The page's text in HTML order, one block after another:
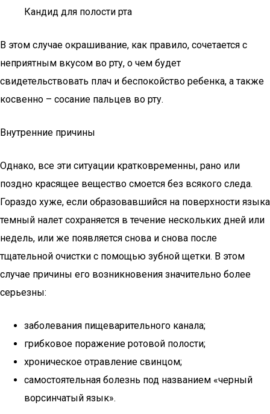
Кандид для полости рта
В этом случае окрашивание, как правило, сочетается с
неприятным вкусом во рту, о чем будет
свидетельствовать плач и беспокойство ребенка, а также
косвенно – сосание пальцев во рту.
Внутренние причины
Однако, все эти ситуации кратковременны, рано или
поздно красящее вещество смоется без всякого следа.
Гораздо хуже, если образовавшийся на поверхности языка
темный налет сохраняется в течение нескольких дней или
недель, или же появляется снова и снова после
тщательной очистки с помощью зубной щетки. В этом
случае причины его возникновения значительно более
серьезны:
заболевания пищеварительного канала;
грибковое поражение ротовой полости;
хроническое отравление свинцом;
самостоятельная болезнь под названием «черный
ворсинчатый язык».